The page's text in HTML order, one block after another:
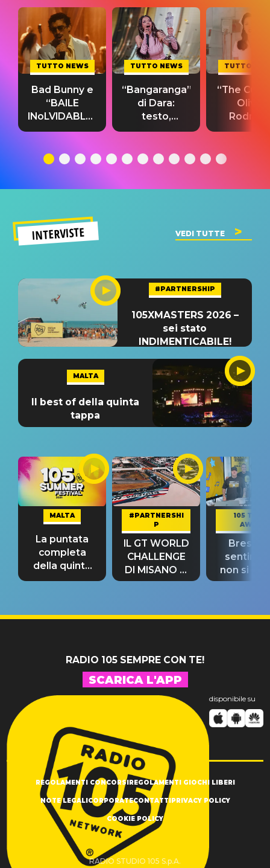
TUTTO NEWS
Bad Bunny e
“BAILE
INoLVIDABLE”:
testo,
significato
TUTTO NEWS
“Bangaranga”
di Dara:
testo,
traduzione e
del singolo
TUTTO
“The
Olivia
testo,
INTERVISTE VEDI TUTTE
#PARTNERSHIP
105XMASTERS 2026 –
sei stato
INDIMENTICABILE!
MALTA
Il best of della quinta
tappa
MALTA
La puntata
completa
della quinta
tappa
#PARTNERSHI
P
IL GT WORLD
CHALLENGE
DI MISANO si
riconferma
105 TAKE
AWAY
Bresh:
non si
fino alla
RADIO 105 SEMPRE CON TE!
SCARICA L'APP
disponibile su
REGOLAMENTI CONCORSIREGOLAMENTI GIOCHI LIBERI
NOTE LEGALICORPORATECONTATTIPRIVACY POLICY
COOKIE POLICY
RADIO STUDIO 105 S.p.A.